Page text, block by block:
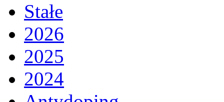
Stałe
2026
2025
2024